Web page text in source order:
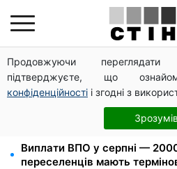
Продовжуючи
підтверджуєте, що
конфіденційності і згодні з
Зрозумів
10 заявок — і МСЦ МВС
прав, реєстрація авто та
Мавіки, зарядні станції та
Християнський корпус
Запорізький та Покровський
Виплати ВПО у серпні — 2000
переселенців мають